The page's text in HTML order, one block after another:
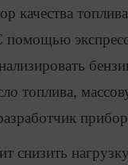
качества
топлива,